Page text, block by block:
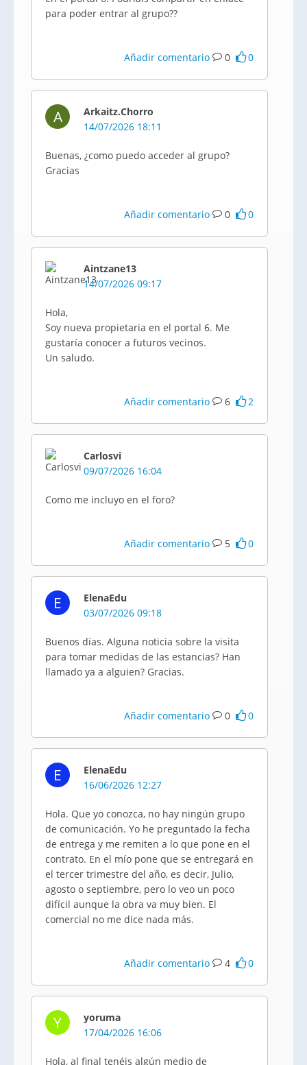
para poder entrar al grupo??
Añadir comentario 0 0
A
Arkaitz.Chorro
14/07/2026 18:11
Buenas, ¿como puedo acceder al grupo?
Gracias
Añadir comentario 0 0
Aintzane13
14/07/2026 09:17
Hola,
Soy nueva propietaria en el portal 6. Me
gustaría conocer a futuros vecinos.
Un saludo.
Añadir comentario 6 2
Carlosvi
09/07/2026 16:04
Como me incluyo en el foro?
Añadir comentario 5 0
E
ElenaEdu
03/07/2026 09:18
Buenos días. Alguna noticia sobre la visita
para tomar medidas de las estancias? Han
llamado ya a alguien? Gracias.
Añadir comentario 0 0
E
ElenaEdu
16/06/2026 12:27
Hola. Que yo conozca, no hay ningún grupo
de comunicación. Yo he preguntado la fecha
de entrega y me remiten a lo que pone en el
contrato. En el mío pone que se entregará en
el tercer trimestre del año, es decir, Julio,
agosto o septiembre, pero lo veo un poco
difícil aunque la obra va muy bien. El
comercial no me dice nada más.
Añadir comentario 4 0
Y
yoruma
17/04/2026 16:06
Hola, al final tenéis algún medio de